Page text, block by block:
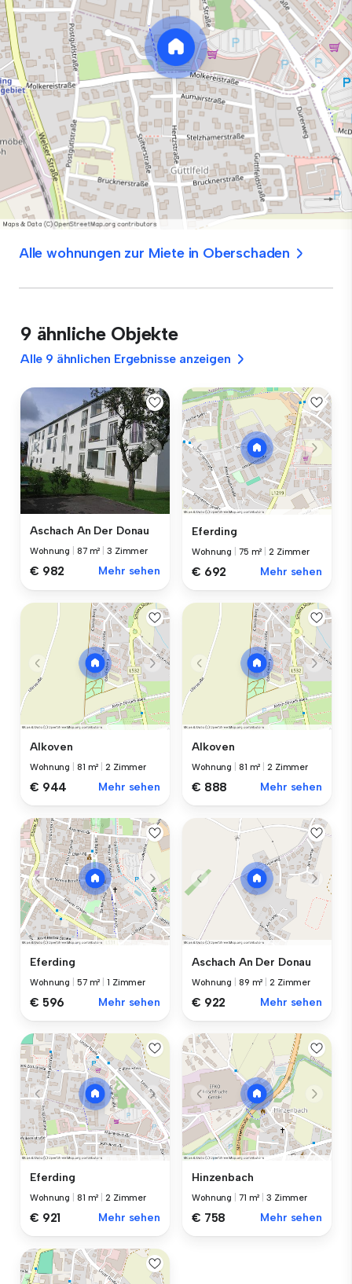
Alle wohnungen zur Miete in Oberschaden
9 ähnliche Objekte
Alle 9 ähnlichen Ergebnisse anzeigen
Aschach An Der Donau
Wohnung 87 m² |3 Zimmer
€ 982 Mehr sehen
Eferding
Wohnung 75 m² |2 Zimmer
€ 692 Mehr sehen
Alkoven
Wohnung 81 m² |2 Zimmer
€ 944 Mehr sehen
Alkoven
Wohnung 81 m² |2 Zimmer
€ 888 Mehr sehen
Eferding
Wohnung 57 m² |1 Zimmer
€ 596 Mehr sehen
Aschach An Der Donau
Wohnung 89 m² |2 Zimmer
€ 922 Mehr sehen
Eferding
Wohnung 81 m² |2 Zimmer
€ 921 Mehr sehen
Hinzenbach
Wohnung 71 m² |3 Zimmer
€ 758 Mehr sehen